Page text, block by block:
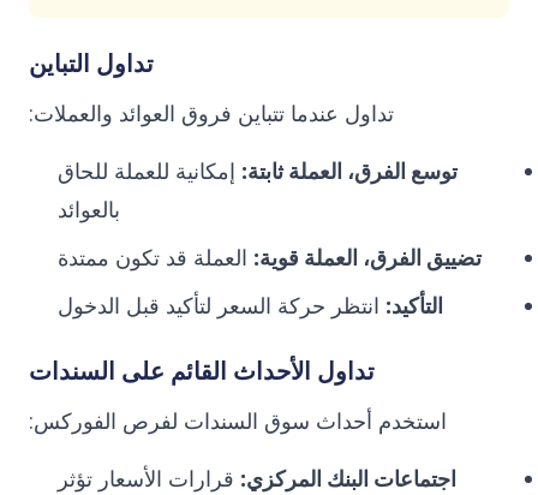
تداول التباين
تداول عندما تتباين فروق العوائد والعملات:
توسع الفرق، العملة ثابتة: إمكانية للعملة للحاق
بالعوائد
تضييق الفرق، العملة قوية: العملة قد تكون ممتدة
التأكيد: انتظر حركة السعر لتأكيد قبل الدخول
تداول الأحداث القائم على السندات
استخدم أحداث سوق السندات لفرص الفوركس:
اجتماعات البنك المركزي: قرارات الأسعار تؤثر